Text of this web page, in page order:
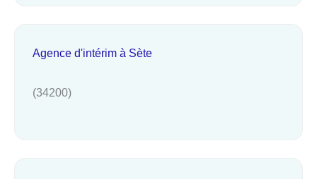
Agence d'intérim à Sète
(34200)